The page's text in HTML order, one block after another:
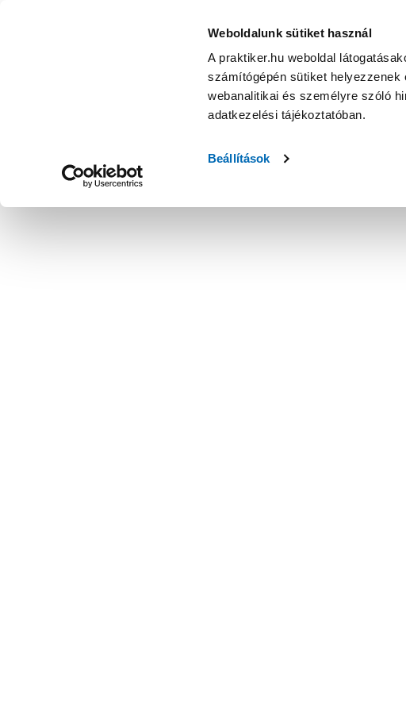
Weboldalunk sütiket használ
A praktiker.hu weboldal
számítógépén sütiket helyezzenek
webanalitikai és személyre szóló
adatkezelési tájékoztatóban.
Beállítások